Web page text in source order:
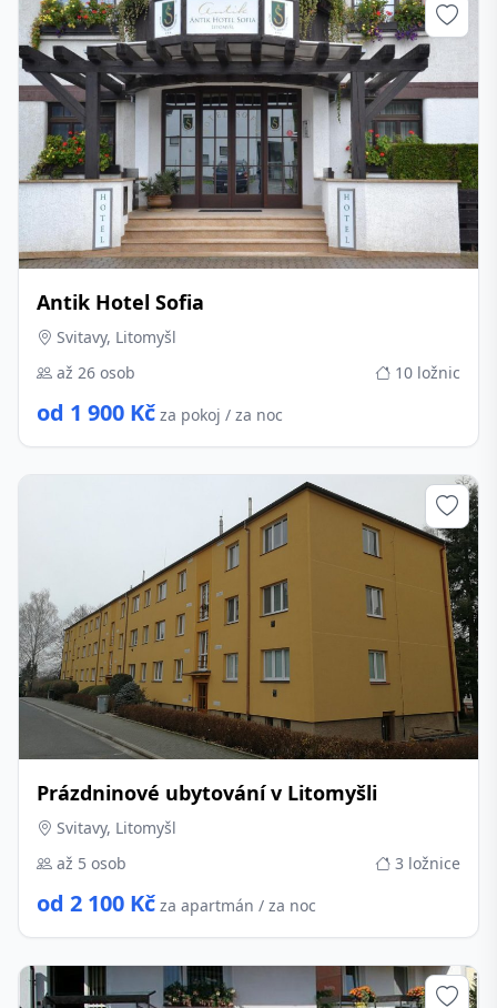
Antik Hotel Sofia
Svitavy, Litomyšl
až 26 osob
10 ložnic
od 1 900 Kč za pokoj / za noc
Prázdninové ubytování v Litomyšli
Svitavy, Litomyšl
až 5 osob
3 ložnice
od 2 100 Kč za apartmán / za noc